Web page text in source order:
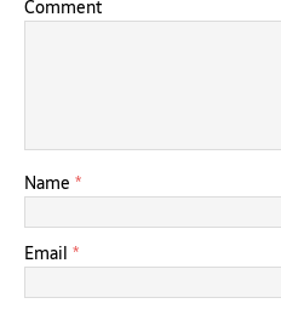
Comment
Name *
Email *